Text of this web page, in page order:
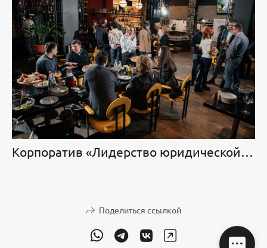
Корпоратив «Лидерство юридической функции»
Поделиться ссылкой